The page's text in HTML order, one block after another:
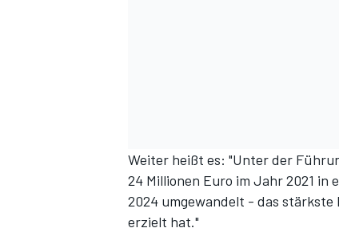
Weiter heißt es: "Unter der
24 Millionen Euro im Jahr 2021 in
2024 umgewandelt - das
erzielt hat."